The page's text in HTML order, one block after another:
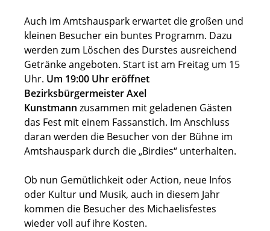
Auch im Amtshauspark erwartet die großen und
kleinen Besucher ein buntes Programm. Dazu
werden zum Löschen des Durstes ausreichend
Getränke angeboten. Start ist am Freitag um 15
Uhr. Um 19:00 Uhr eröffnet
Bezirksbürgermeister Axel
Kunstmann zusammen mit geladenen Gästen
das Fest mit einem Fassanstich. Im Anschluss
daran werden die Besucher von der Bühne im
Amtshauspark durch die „Birdies“ unterhalten.
Ob nun Gemütlichkeit oder Action, neue Infos
oder Kultur und Musik, auch in diesem Jahr
kommen die Besucher des Michaelisfestes
wieder voll auf ihre Kosten.